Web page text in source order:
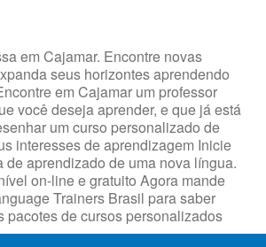
em Cajamar. Encontre novas
seus horizontes aprendendo
em Cajamar um professor
você deseja aprender, e que já está
um curso personalizado de
interesses de aprendizagem Inicie
de aprendizado de uma nova língua.
on-line e gratuito Agora mande
Trainers Brasil para saber
pacotes de cursos personalizados